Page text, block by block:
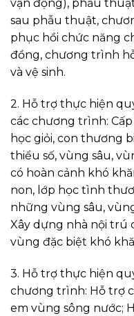
vận động), phẫu
sau phẫu thuật,
phục hồi chức năng
đồng, chương trình
và vệ sinh.
2. Hỗ trợ thực hiện
các chương trình:
học giỏi, con thương
thiểu số, vùng sâu,
có hoàn cảnh khó
non, lớp học tình
những vùng sâu,
Xây dựng nhà nội trú
vùng đặc biệt khó
3. Hỗ trợ thực hiện
chương trình: Hỗ trợ
em vùng sông nước;